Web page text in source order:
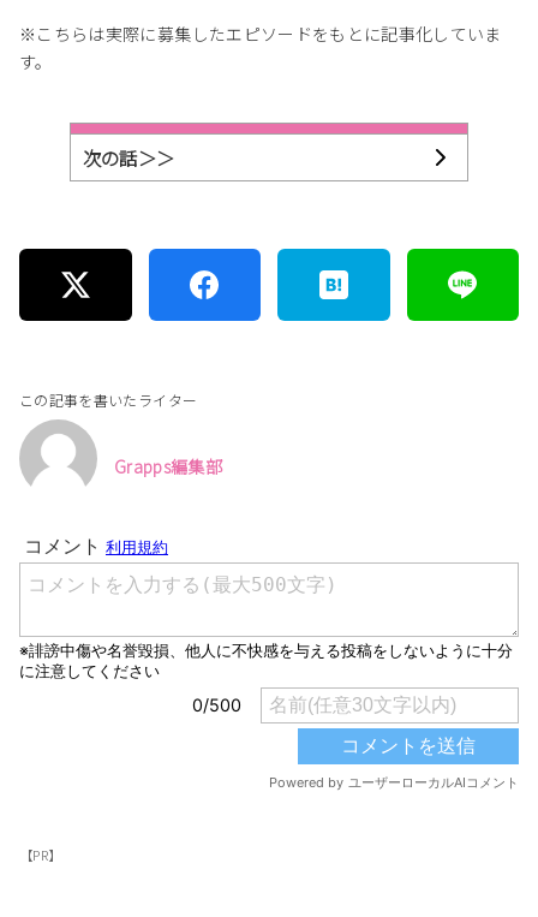
※こちらは実際に募集したエピソードをもとに記事化していま
す。
次の話＞＞
この記事を書いたライター
Grapps編集部
【PR】